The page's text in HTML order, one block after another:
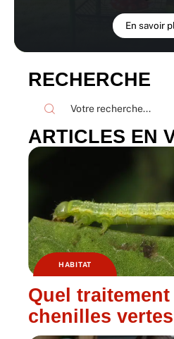
En savoir
RECHERCHE
ARTICLES EN
HABITAT
Quel
chenilles